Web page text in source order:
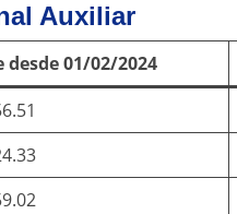
Auxiliar
desde 01/02/2024